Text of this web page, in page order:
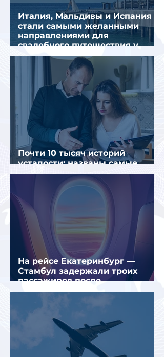
Италия, Мальдивы и Испания
стали самыми желанными
направлениями для
свадебного путешествия у
россиян
Почти 10 тысяч историй
усталости: названы самые
уставшие россияне
На рейсе Екатеринбург —
Стамбул задержали троих
пассажиров после
предполагаемой серии краж